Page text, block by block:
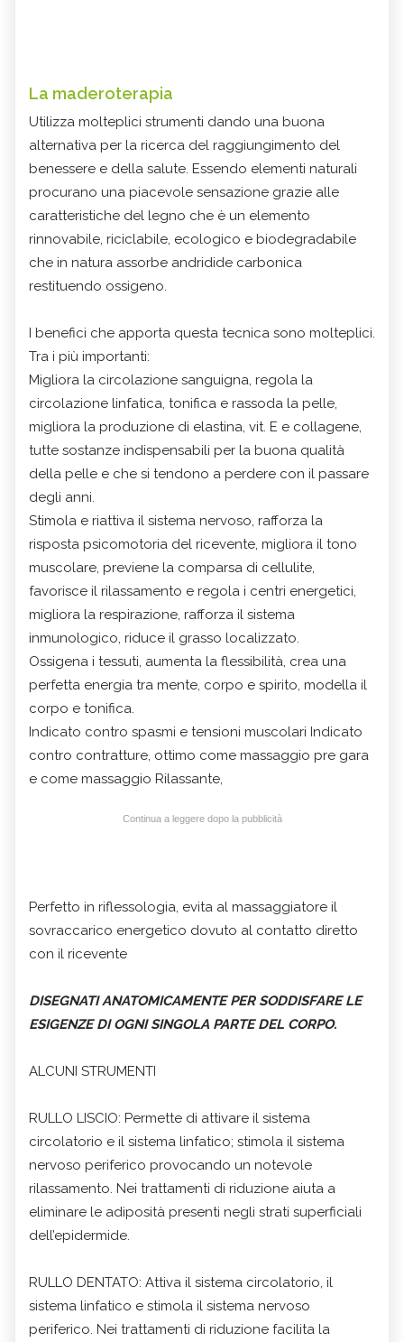
La maderoterapia
Utilizza molteplici strumenti dando una buona
alternativa per la ricerca del raggiungimento del
benessere e della salute. Essendo elementi naturali
procurano una piacevole sensazione grazie alle
caratteristiche del legno che è un elemento
rinnovabile, riciclabile, ecologico e biodegradabile
che in natura assorbe andridide carbonica
restituendo ossigeno.
I benefici che apporta questa tecnica sono molteplici.
Tra i più importanti:
Migliora la circolazione sanguigna, regola la
circolazione linfatica, tonifica e rassoda la pelle,
migliora la produzione di elastina, vit. E e collagene,
tutte sostanze indispensabili per la buona qualità
della pelle e che si tendono a perdere con il passare
degli anni.
Stimola e riattiva il sistema nervoso, rafforza la
risposta psicomotoria del ricevente, migliora il tono
muscolare, previene la comparsa di cellulite,
favorisce il rilassamento e regola i centri energetici,
migliora la respirazione, rafforza il sistema
inmunologico, riduce il grasso localizzato.
Ossigena i tessuti, aumenta la flessibilità, crea una
perfetta energia tra mente, corpo e spirito, modella il
corpo e tonifica.
Indicato contro spasmi e tensioni muscolari Indicato
contro contratture, ottimo come massaggio pre gara
e come massaggio Rilassante,
Continua a leggere dopo la pubblicità
Perfetto in riflessologia, evita al massaggiatore il
sovraccarico energetico dovuto al contatto diretto
con il ricevente
DISEGNATI ANATOMICAMENTE PER SODDISFARE LE
ESIGENZE DI OGNI SINGOLA PARTE DEL CORPO.
ALCUNI STRUMENTI
RULLO LISCIO: Permette di attivare il sistema
circolatorio e il sistema linfatico; stimola il sistema
nervoso periferico provocando un notevole
rilassamento. Nei trattamenti di riduzione aiuta a
eliminare le adiposità presenti negli strati superficiali
dell’epidermide.
RULLO DENTATO: Attiva il sistema circolatorio, il
sistema linfatico e stimola il sistema nervoso
periferico. Nei trattamenti di riduzione facilita la